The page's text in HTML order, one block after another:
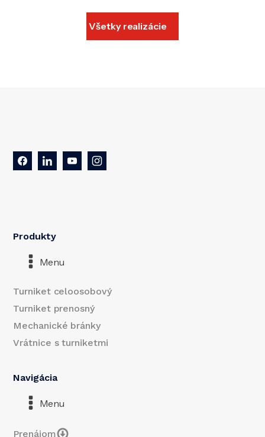
Všetky realizácie
Produkty
Menu
Turniket celoosobový
Turniket prenosný
Mechanické bránky
Vrátnice s turniketmi
Navigácia
Menu
Prenájom